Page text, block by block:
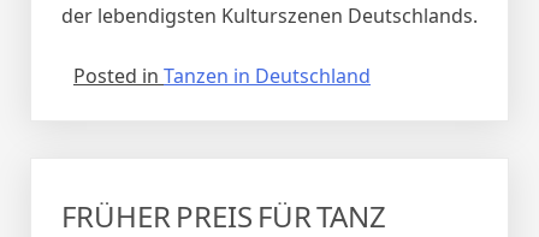
der lebendigsten Kulturszenen Deutschlands.
Posted in Tanzen in Deutschland
FRÜHER PREIS FÜR TANZ